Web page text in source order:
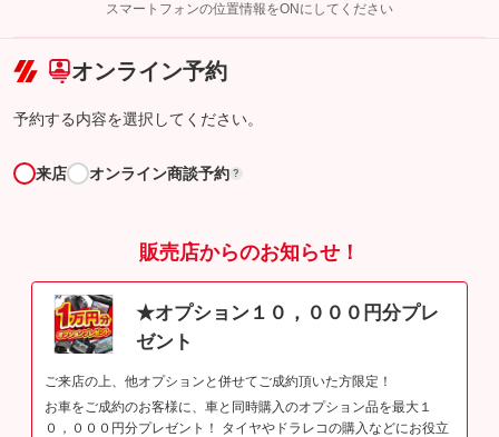
こちら
スマートフォンの位置情報をONにしてください
オンライン予約
予約する内容を選択してください。
来店 オンライン商談予約 ?
販売店からのお知らせ！
★オプション１０，０００円分プレ
ゼント
ご来店の上、他オプションと併せてご成約頂いた方限定！
お車をご成約のお客様に、車と同時購入のオプション品を最大１
０，０００円分プレゼント！ タイヤやドラレコの購入などにお役立